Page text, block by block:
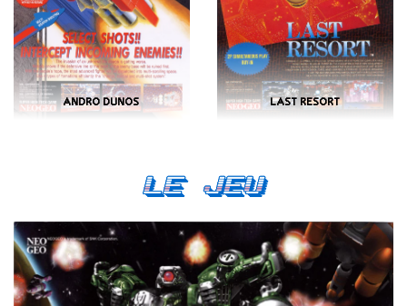
Le Jeu
ANDRO DUNOS LAST RESORT